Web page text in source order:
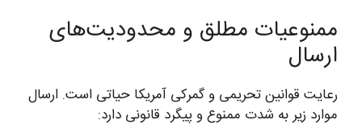
ممنوعیات مطلق و محدودیت‌های
ارسال
رعایت قوانین تحریمی و گمرکی آمریکا حیاتی است. ارسال
موارد زیر به شدت ممنوع و پیگرد قانونی دارد: